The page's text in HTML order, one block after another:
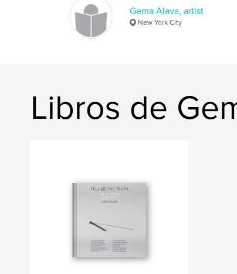
Gema Alava, artist
New York City
Libros de